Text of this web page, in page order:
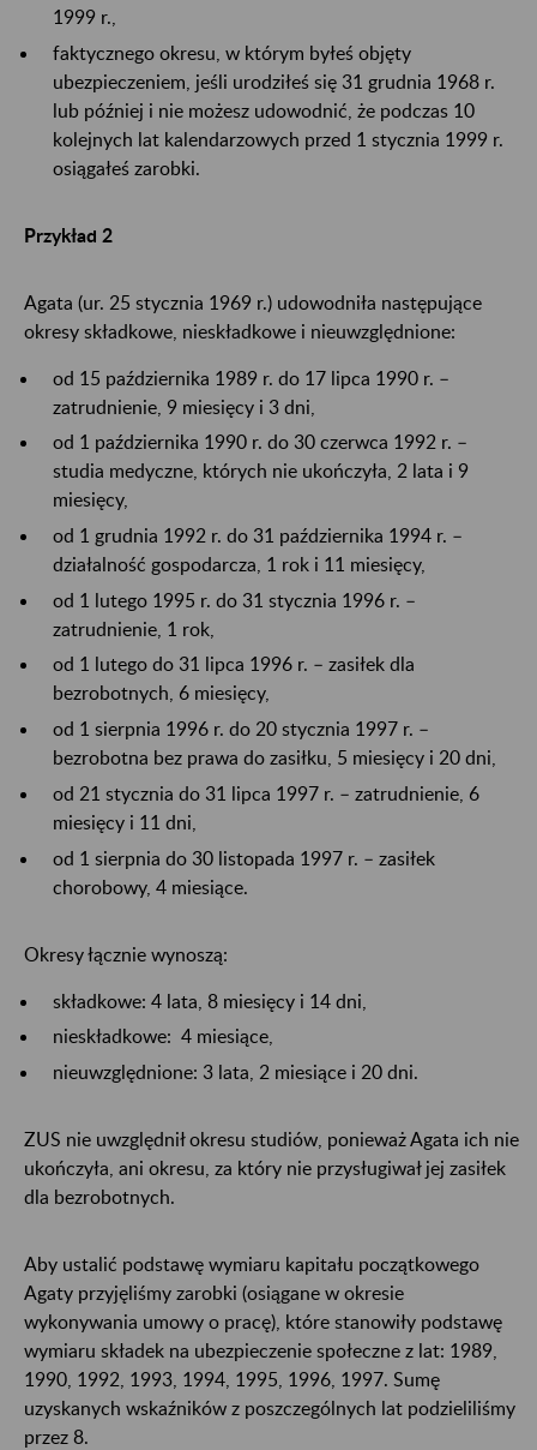
1999 r.,
faktycznego okresu, w którym byłeś objęty
ubezpieczeniem, jeśli urodziłeś się 31 grudnia 1968 r.
lub później i nie możesz udowodnić, że podczas 10
kolejnych lat kalendarzowych przed 1 stycznia 1999 r.
osiągałeś zarobki.
Przykład 2
Agata (ur. 25 stycznia 1969 r.) udowodniła następujące
okresy składkowe, nieskładkowe i nieuwzględnione:
od 15 października 1989 r. do 17 lipca 1990 r. –
zatrudnienie, 9 miesięcy i 3 dni,
od 1 października 1990 r. do 30 czerwca 1992 r. –
studia medyczne, których nie ukończyła, 2 lata i 9
miesięcy,
od 1 grudnia 1992 r. do 31 października 1994 r. –
działalność gospodarcza, 1 rok i 11 miesięcy,
od 1 lutego 1995 r. do 31 stycznia 1996 r. –
zatrudnienie, 1 rok,
od 1 lutego do 31 lipca 1996 r. – zasiłek dla
bezrobotnych, 6 miesięcy,
od 1 sierpnia 1996 r. do 20 stycznia 1997 r. –
bezrobotna bez prawa do zasiłku, 5 miesięcy i 20 dni,
od 21 stycznia do 31 lipca 1997 r. – zatrudnienie, 6
miesięcy i 11 dni,
od 1 sierpnia do 30 listopada 1997 r. – zasiłek
chorobowy, 4 miesiące.
Okresy łącznie wynoszą:
składkowe: 4 lata, 8 miesięcy i 14 dni,
nieskładkowe: 4 miesiące,
nieuwzględnione: 3 lata, 2 miesiące i 20 dni.
ZUS nie uwzględnił okresu studiów, ponieważ Agata ich nie
ukończyła, ani okresu, za który nie przysługiwał jej zasiłek
dla bezrobotnych.
Aby ustalić podstawę wymiaru kapitału początkowego
Agaty przyjęliśmy zarobki (osiągane w okresie
wykonywania umowy o pracę), które stanowiły podstawę
wymiaru składek na ubezpieczenie społeczne z lat: 1989,
1990, 1992, 1993, 1994, 1995, 1996, 1997. Sumę
uzyskanych wskaźników z poszczególnych lat podzieliliśmy
przez 8.